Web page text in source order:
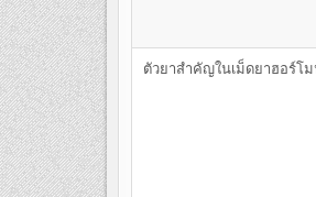
ตัวยาสำคัญในเม็ดยาฮอร์โ